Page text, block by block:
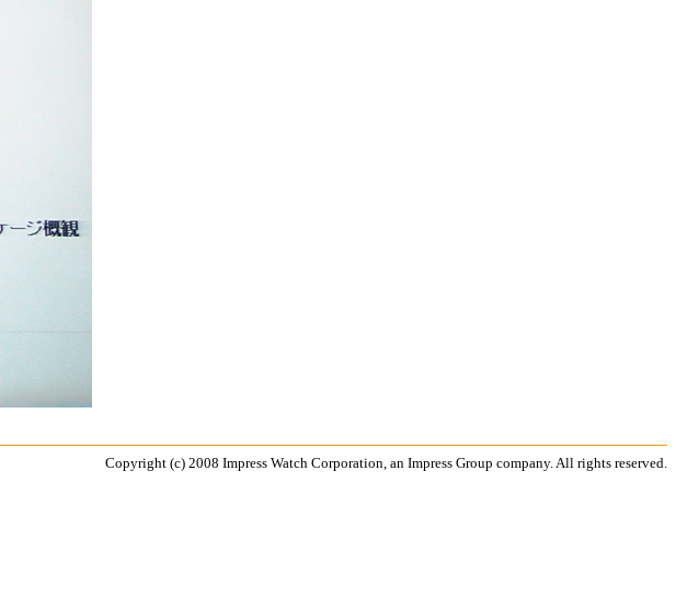
Copyright (c) 2008 Impress Watch Corporation, an Impress Group company. All rights reserved.